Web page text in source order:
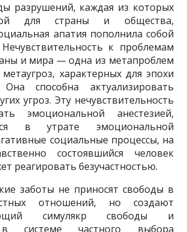
разрушений, каждая из которых
для страны и общества,
апатия пополнила собой
Нечувствительность к проблемам
и мира — одна из метапроблем
характерных для эпохи
Она способна актуализировать
угроз. Эту нечувствительность
эмоциональной анестезией,
в утрате эмоциональной
социальные процессы, на
состоявшийся человек
реагировать безучастностью.
заботы не приносят свободы в
отношений, но создают
симулякр свободы и
системе частного выбора